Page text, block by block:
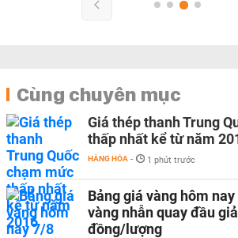
Cùng chuyên mục
Giá thép thanh Trung
thấp nhất kể từ năm
HÀNG HÓA - 1 phút trước
Bảng giá vàng hôm
vàng nhẫn quay đầu
đồng/lượng